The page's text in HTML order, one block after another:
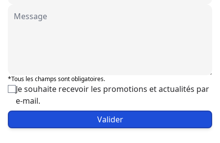
*Tous les champs sont obligatoires.
Je souhaite recevoir les promotions et actualités par
e-mail.
Valider